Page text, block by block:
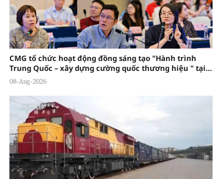
CMG tổ chức hoạt động đồng sáng tạo "Hành trình
Trung Quốc – xây dựng cường quốc thương hiệu " tại
Đông Quản
08-Aug-2026